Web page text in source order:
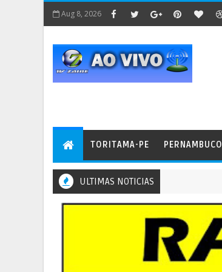
Aug 8, 2026
TORITAMA-PE PERNAMBUCO
ULTIMAS NOTICIAS